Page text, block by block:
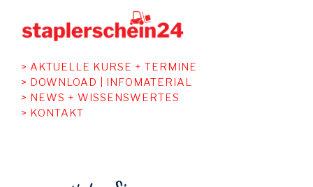
> AKTUELLE KURSE + TERMINE
> DOWNLOAD | INFOMATERIAL
> NEWS + WISSENSWERTES
> KONTAKT